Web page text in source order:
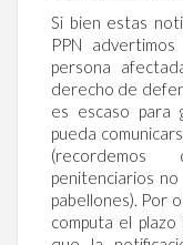
Si bien estas
PPN
persona
derecho de
es escaso para
pueda
(recordemos
penitenciarios
pabellones). Por
computa el